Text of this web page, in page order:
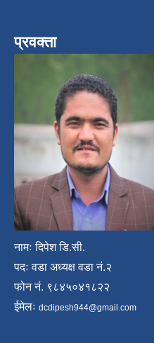
प्रवक्ता
नामः दिपेश डि.सी.
पदः वडा अध्यक्ष वडा नं.२
फोन नं. ९८४५०४१८२२
ईमेलः dcdipesh944@gmail.com